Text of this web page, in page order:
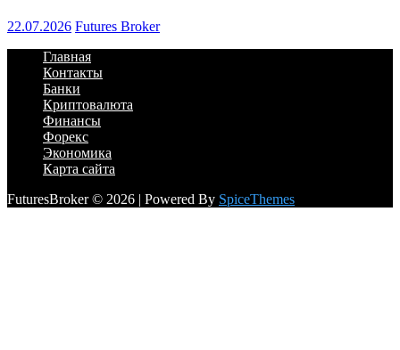
22.07.2026 Futures Broker
Главная
Контакты
Банки
Криптовалюта
Финансы
Форекс
Экономика
Карта сайта
FuturesBroker © 2026 | Powered By SpiceThemes